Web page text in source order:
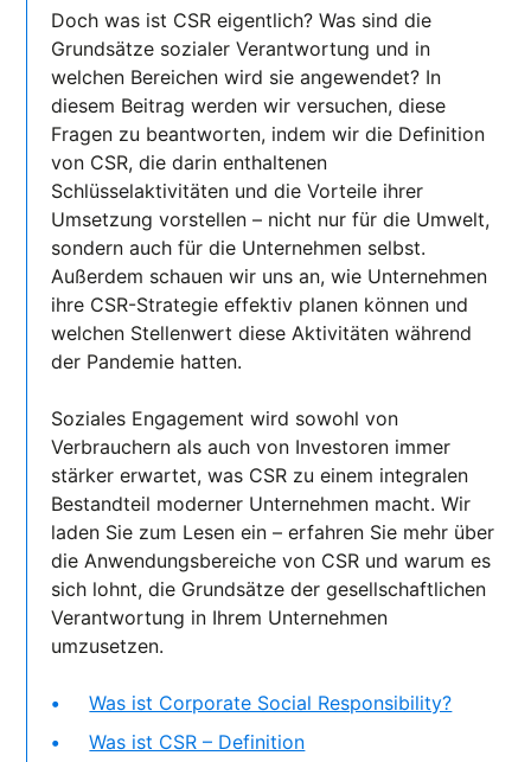
Doch was ist CSR eigentlich? Was sind die
Grundsätze sozialer Verantwortung und in
welchen Bereichen wird sie angewendet? In
diesem Beitrag werden wir versuchen, diese
Fragen zu beantworten, indem wir die Definition
von CSR, die darin enthaltenen
Schlüsselaktivitäten und die Vorteile ihrer
Umsetzung vorstellen – nicht nur für die Umwelt,
sondern auch für die Unternehmen selbst.
Außerdem schauen wir uns an, wie Unternehmen
ihre CSR-Strategie effektiv planen können und
welchen Stellenwert diese Aktivitäten während
der Pandemie hatten.
Soziales Engagement wird sowohl von
Verbrauchern als auch von Investoren immer
stärker erwartet, was CSR zu einem integralen
Bestandteil moderner Unternehmen macht. Wir
laden Sie zum Lesen ein – erfahren Sie mehr über
die Anwendungsbereiche von CSR und warum es
sich lohnt, die Grundsätze der gesellschaftlichen
Verantwortung in Ihrem Unternehmen
umzusetzen.
Was ist Corporate Social Responsibility?
Was ist CSR – Definition